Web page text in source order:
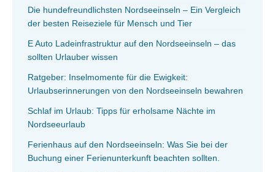
Die hundefreundlichsten Nordseeinseln – Ein Vergleich
der besten Reiseziele für Mensch und Tier
E Auto Ladeinfrastruktur auf den Nordseeinseln – das
sollten Urlauber wissen
Ratgeber: Inselmomente für die Ewigkeit:
Urlaubserinnerungen von den Nordseeinseln bewahren
Schlaf im Urlaub: Tipps für erholsame Nächte im
Nordseeurlaub
Ferienhaus auf den Nordseeinseln: Was Sie bei der
Buchung einer Ferienunterkunft beachten sollten.